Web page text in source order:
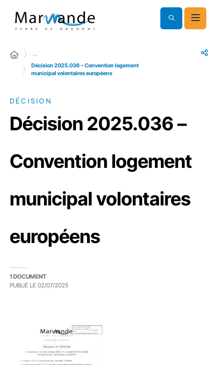
…
Décision 2025.036 – Convention logement
municipal volontaires européens
DÉCISION
Décision 2025.036 –
Convention logement
municipal volontaires
européens
1 DOCUMENT
PUBLIÉ LE 02/07/2025